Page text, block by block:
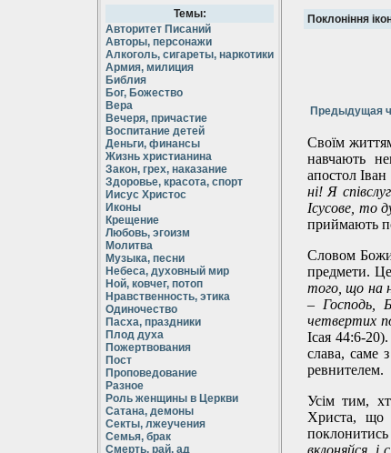
Темы:
Авторитет Писаний
Авторы, персонажи
Алкоголь, сигареты, наркотики
Армия, милиция
Библия
Бог, Божество
Вера
Вечеря, причастие
Воспитание детей
Деньги, финансы
Жизнь христианина
Закон, грех, наказание
Здоровье, красота, спорт
Иисус Христос
Иконы
Крещение
Любовь, эгоизм
Молитва
Музыка, песни
Небеса, духовный мир
Ной, ковчег, потоп
Нравственность, этика
Одиночество
Пасха, праздники
Плод духа
Пожертвования
Пост
Проповедование
Разное
Роль женщины в Церкви
Сатана, демоны
Секты, лжеучения
Семья, брак
Смерть, рай, ад
Поклоніння
Предыдущая
Своїм
навчають
апостол Іван
ні! Я
Ісусове, то
приймають
Словом
предмети.
того, що на
– Господь,
четвертих
Ісая 44:6-
слава, саме
ревнителем.
Усім тим,
Христа, що
вклоняйся,